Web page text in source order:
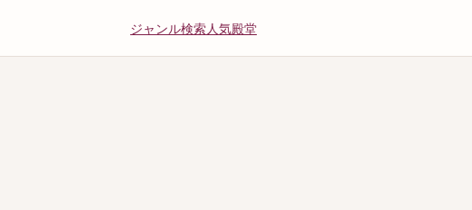
ジャンル検索人気殿堂